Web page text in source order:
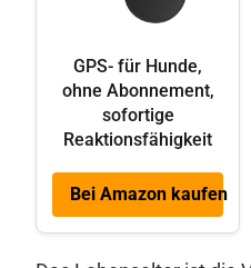
GPS- für Hunde,
ohne Abonnement,
sofortige
Reaktionsfähigkeit
Bei Amazon kaufen